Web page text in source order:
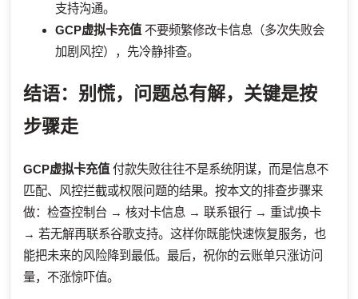
支持沟通。
GCP虚拟卡充值 不要频繁修改卡信息（多次失败会
加剧风控），先冷静排查。
结语：别慌，问题总有解，关键是按
步骤走
GCP虚拟卡充值 付款失败往往不是系统阴谋，而是信息不
匹配、风控拦截或权限问题的结果。按本文的排查步骤来
做：检查控制台 → 核对卡信息 → 联系银行 → 重试/换卡
→ 若无解再联系谷歌支持。这样你既能快速恢复服务，也
能把未来的风险降到最低。最后，祝你的云账单只涨访问
量，不涨惊吓值。